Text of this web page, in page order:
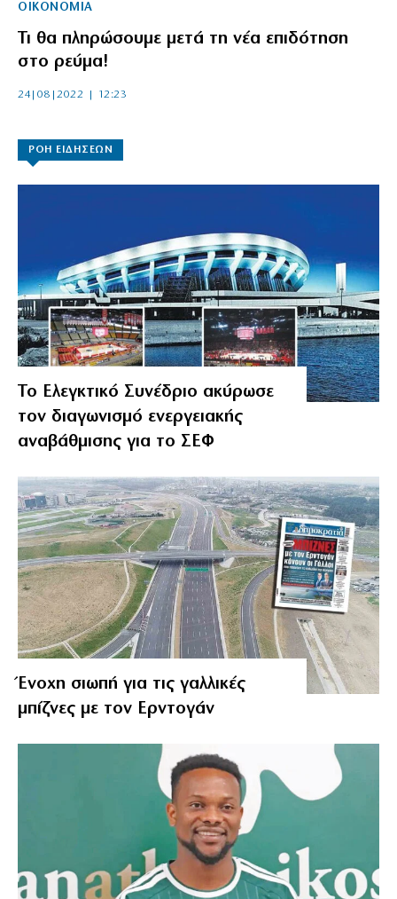
ΟΙΚΟΝΟΜΙΑ
Τι θα πληρώσουμε μετά τη νέα επιδότηση
στο ρεύμα!
24|08|2022 | 12:23
ΡΟΗ ΕΙΔΗΣΕΩΝ
Το Ελεγκτικό Συνέδριο ακύρωσε
τον διαγωνισμό ενεργειακής
αναβάθμισης για το ΣΕΦ
Ένοχη σιωπή για τις γαλλικές
μπίζνες με τον Ερντογάν